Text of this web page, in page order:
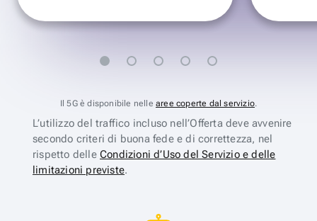
Il 5G è disponibile nelle aree coperte dal servizio.
L’utilizzo del traffico incluso nell’Offerta deve avvenire
secondo criteri di buona fede e di correttezza, nel
rispetto delle Condizioni d’Uso del Servizio e delle
limitazioni previste.